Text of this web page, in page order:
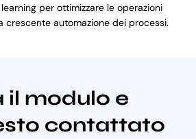
per ottimizzare le operazioni
crescente automazione dei processi.
il modulo e
contattato